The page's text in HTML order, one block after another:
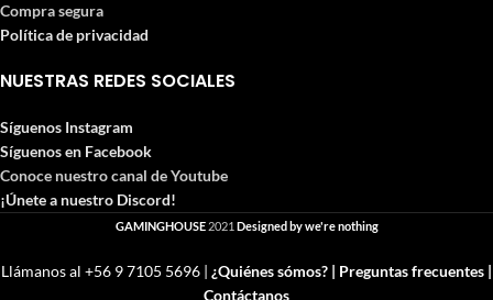
Compra segura
Política de privacidad
NUESTRAS REDES SOCIALES
Síguenos Instagram
Síguenos en Facebook
Conoce nuestro canal de Youtube
¡Únete a nuestro Discord!
GAMINGHOUSE 2021 Designed by we're nothing
Llámanos al +56 9 7105 5696 | ¿Quiénes sómos? | Preguntas frecuentes |
Contáctanos